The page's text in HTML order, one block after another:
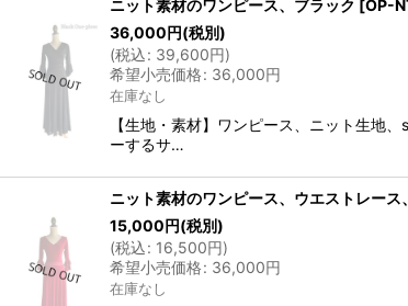
ニット素材のワンピース、ブラック [OP-
36,000円(税別)
(税込: 39,600円)
希望小売価格: 36,000円
在庫なし
【生地・素材】ワンピース、ニット生地
ーするサ…
ニット素材のワンピース、ウエストレース
15,000円(税別)
(税込: 16,500円)
希望小売価格: 36,000円
在庫なし